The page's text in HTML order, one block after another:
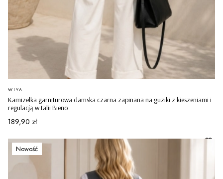
Kamizelka garniturowa damska czarna zapinana na guziki z kieszeniami i
regulacją w talii Bieno
PRODUCENT
WIYA
Cena
189,90 zł
Nowość